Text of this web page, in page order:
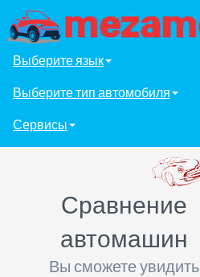
Выберите язык
Выберите тип автомобиля
Сервисы
Сравнение
автомашин
Вы сможете увидить